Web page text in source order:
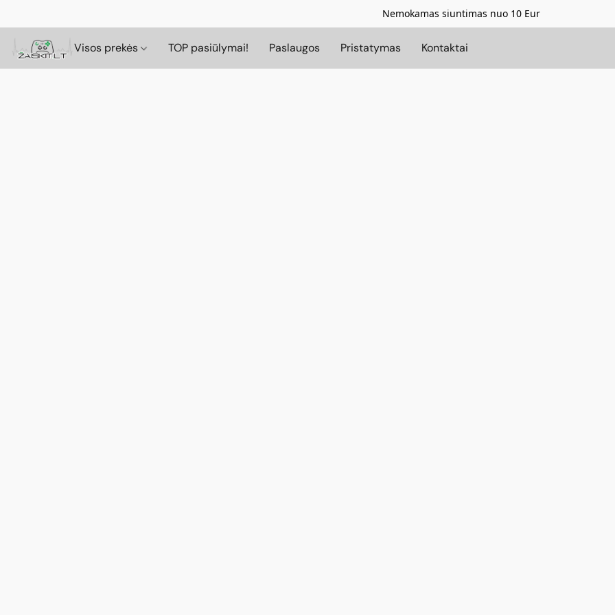
Nemokamas siuntimas nuo 10 Eur
Visos prekės TOP pasiūlymai! Paslaugos Pristatymas Kontaktai